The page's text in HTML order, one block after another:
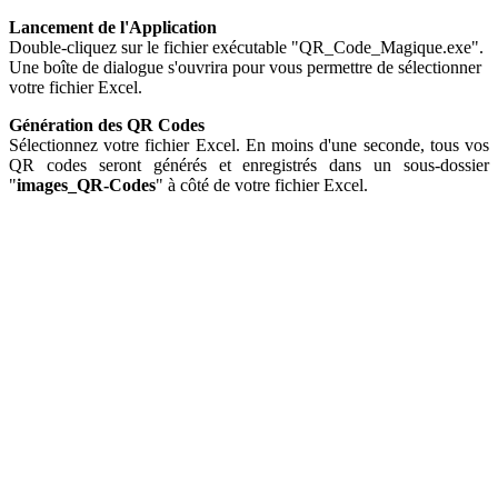
Lancement de l'Application
Double-cliquez sur le fichier exécutable "QR_Code_Magique.exe".
Une boîte de dialogue s'ouvrira pour vous permettre de sélectionner
votre fichier Excel.
Génération des QR Codes
Sélectionnez votre fichier Excel. En moins d'une seconde, tous vos
QR codes seront générés et enregistrés dans un sous-dossier
"images_QR-Codes" à côté de votre fichier Excel.